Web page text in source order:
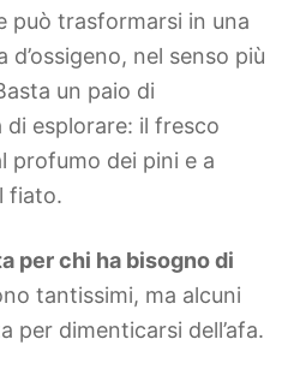
può trasformarsi in una
nel senso più
un paio di
esplorare: il fresco
profumo dei pini e a
fiato.
per chi ha bisogno di
tantissimi, ma alcuni
per dimenticarsi dell’afa.